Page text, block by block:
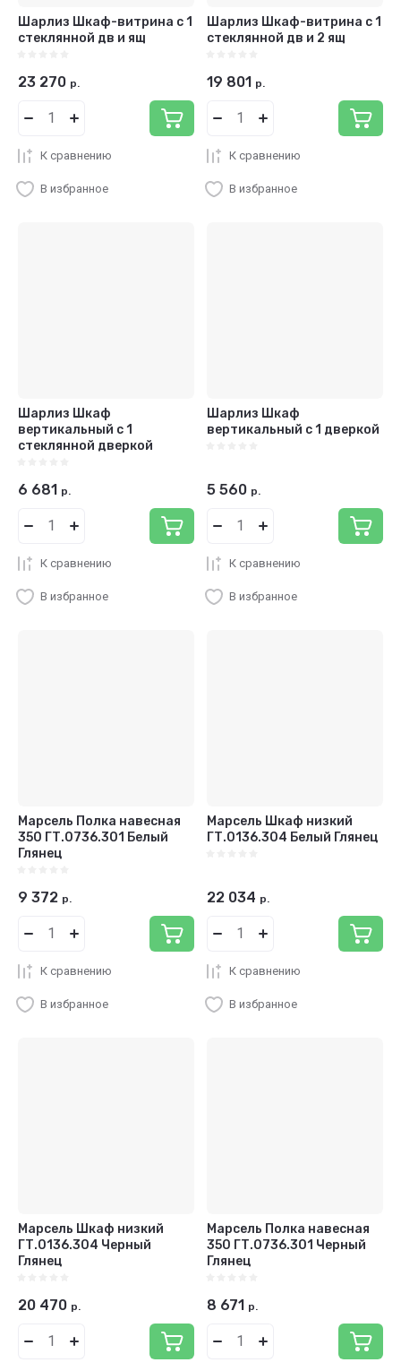
Шарлиз Шкаф-витрина с 1
стеклянной дв и ящ
23 270 р.
К сравнению
В избранное
Шарлиз Шкаф-витрина с 1
стеклянной дв и 2 ящ
19 801 р.
К сравнению
В избранное
Шарлиз Шкаф
вертикальный с 1
стеклянной дверкой
6 681 р.
К сравнению
В избранное
Шарлиз Шкаф
вертикальный с 1 дверкой
5 560 р.
К сравнению
В избранное
Марсель Полка навесная
350 ГТ.0736.301 Белый
Глянец
9 372 р.
К сравнению
В избранное
Марсель Шкаф низкий
ГТ.0136.304 Белый Глянец
22 034 р.
К сравнению
В избранное
Марсель Шкаф низкий
ГТ.0136.304 Черный
Глянец
20 470 р.
Марсель Полка навесная
350 ГТ.0736.301 Черный
Глянец
8 671 р.